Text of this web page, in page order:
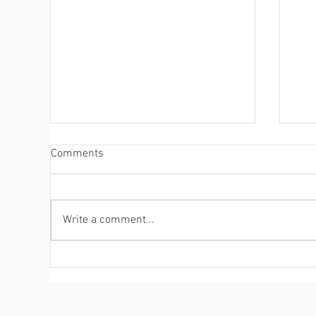
ดาวน์โฟลดฟรี Gartner® 2022
Comments
Write a comment...